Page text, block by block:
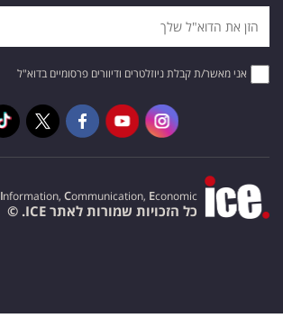
אני מאשר/ת קבלת ניוזלטרים ודיוורים פרסומיים בדוא"ל
Information, Communication, Economic
כל הזכויות שמורות לאתר ICE. ©